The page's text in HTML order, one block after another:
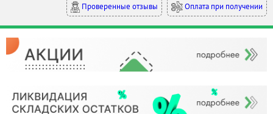
Проверенные отзывы
Оплата при получении